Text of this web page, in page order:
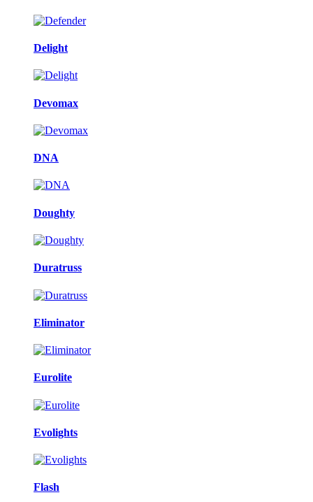
Delight
Devomax
DNA
Doughty
Duratruss
Eliminator
Eurolite
Evolights
Flash